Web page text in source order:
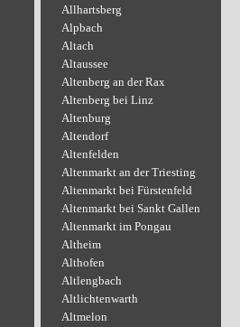
Allhartsberg
Alpbach
Altach
Altaussee
Altenberg an der Rax
Altenberg bei Linz
Altenburg
Altendorf
Altenfelden
Altenmarkt an der Triesting
Altenmarkt bei Fürstenfeld
Altenmarkt bei Sankt Gallen
Altenmarkt im Pongau
Altheim
Althofen
Altlengbach
Altlichtenwarth
Altmelon